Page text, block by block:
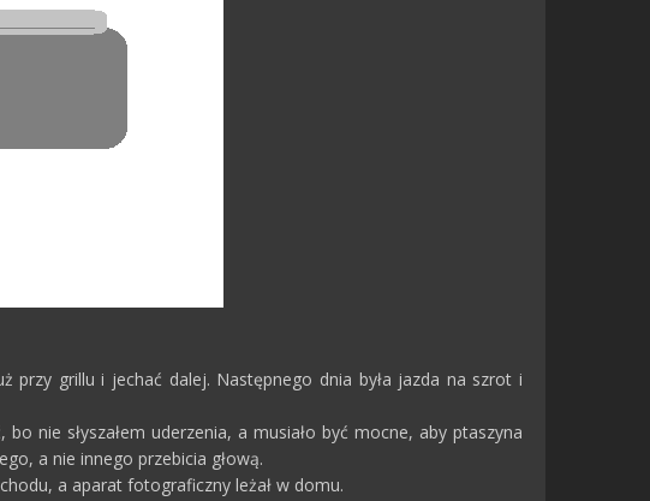
przy grillu i jechać dalej. Następnego dnia była jazda na szrot i
nie słyszałem uderzenia, a musiało być mocne, aby ptaszyna
a nie innego przebicia głową.
a aparat fotograficzny leżał w domu.